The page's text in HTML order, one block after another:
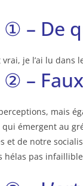
– De
vrai, je l’ai lu dans
–
mais
émergent au
et de notre
hélas pas